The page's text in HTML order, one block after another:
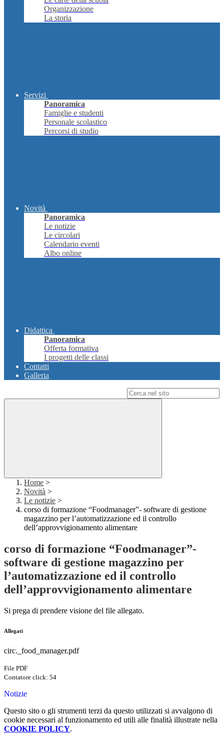
Organizzazione
La storia
Servizi
Panoramica
Famiglie e studenti
Personale scolastico
Percorsi di studio
Novità
Panoramica
Le notizie
Le circolari
Calendario eventi
Albo online
Didattica
Panoramica
Offerta formativa
I progetti delle classi
Contatti
Galleria
Home >
Novità >
Le notizie >
corso di formazione “Foodmanager”- software di gestione
magazzino per l’automatizzazione ed il controllo
dell’approvvigionamento alimentare
corso di formazione “Foodmanager”-
software di gestione magazzino per
l’automatizzazione ed il controllo
dell’approvvigionamento alimentare
Si prega di prendere visione del file allegato.
Allegati
circ._food_manager.pdf
File PDF
Contatore click: 54
Notizie
Questo sito o gli strumenti terzi da questo utilizzati si avvalgono di
cookie necessari al funzionamento ed utili alle finalità illustrate nella
COOKIE POLICY.